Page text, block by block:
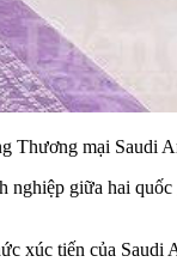
Thương mại Saudi
nghiệp giữa hai
xúc tiến của Saudi